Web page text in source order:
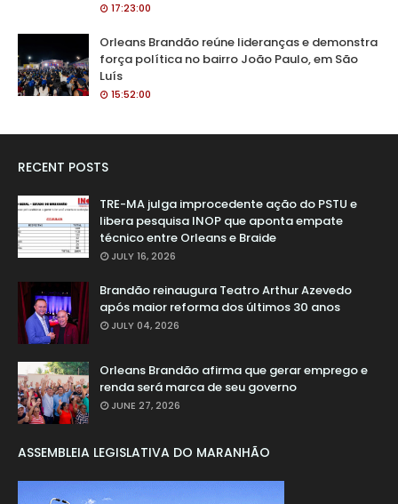
17:23:00
Orleans Brandão reúne lideranças e demonstra
força política no bairro João Paulo, em São
Luís
15:52:00
RECENT POSTS
TRE-MA julga improcedente ação do PSTU e
libera pesquisa INOP que aponta empate
técnico entre Orleans e Braide
JULY 16, 2026
Brandão reinaugura Teatro Arthur Azevedo
após maior reforma dos últimos 30 anos
JULY 04, 2026
Orleans Brandão afirma que gerar emprego e
renda será marca de seu governo
JUNE 27, 2026
ASSEMBLEIA LEGISLATIVA DO MARANHÃO